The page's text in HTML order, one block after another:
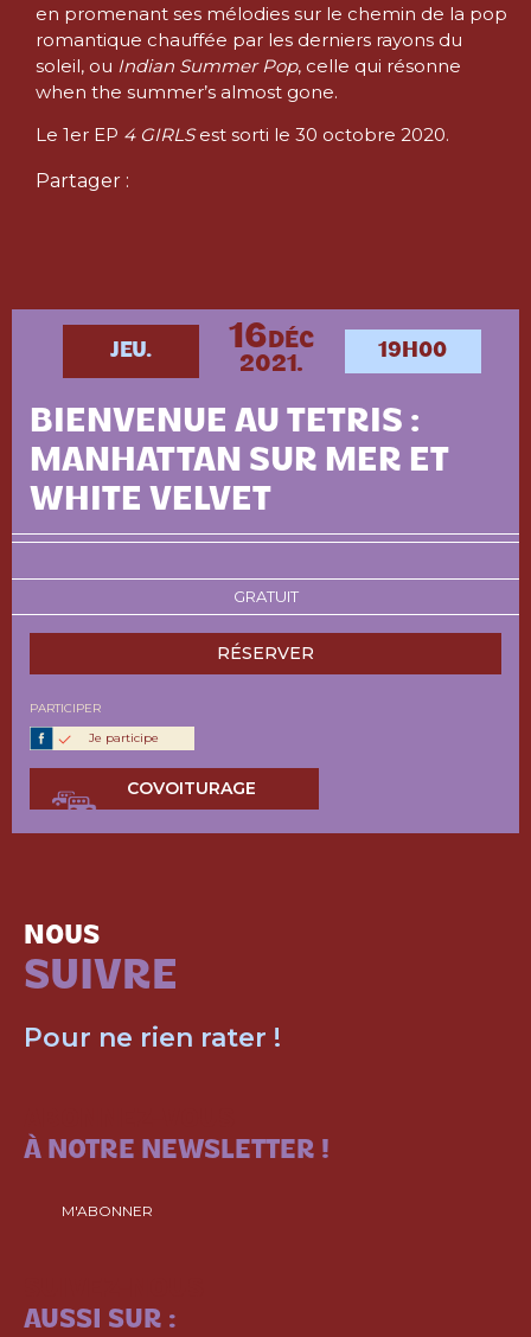
en promenant ses mélodies sur le chemin de la pop
romantique chauffée par les derniers rayons du
soleil, ou Indian Summer Pop, celle qui résonne
when the summer’s almost gone.
Le 1er EP 4 GIRLSest sorti le 30 octobre 2020.
Partager :
JEU. 16DÉC
2021.
19H00
BIENVENUE AU TETRIS :
MANHATTAN SUR MER ET
WHITE VELVET
GRATUIT
RÉSERVER
PARTICIPER
Je participe
COVOITURAGE
NOUS
SUIVRE
Pour ne rien rater !
À NOTRE NEWSLETTER !
M'ABONNER
AUSSI SUR :